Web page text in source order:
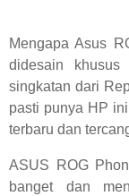
Mengapa Asus
didesain
singkatan dari
pasti punya HP
terbaru dan
ASUS ROG
banget dan